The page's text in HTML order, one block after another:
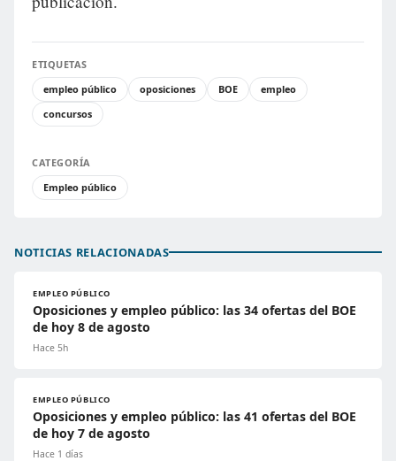
ETIQUETAS
empleo público
oposiciones BOE
empleo
concursos
CATEGORÍA
Empleo público
NOTICIAS RELACIONADAS
EMPLEO PÚBLICO
Oposiciones y empleo público: las 34 ofertas del BOE
de hoy 8 de agosto
Hace 5h
EMPLEO PÚBLICO
Oposiciones y empleo público: las 41 ofertas del BOE
de hoy 7 de agosto
Hace 1 días